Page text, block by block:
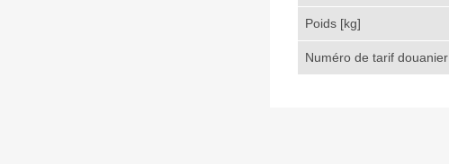
Poids [kg]
Numéro de tarif douanier